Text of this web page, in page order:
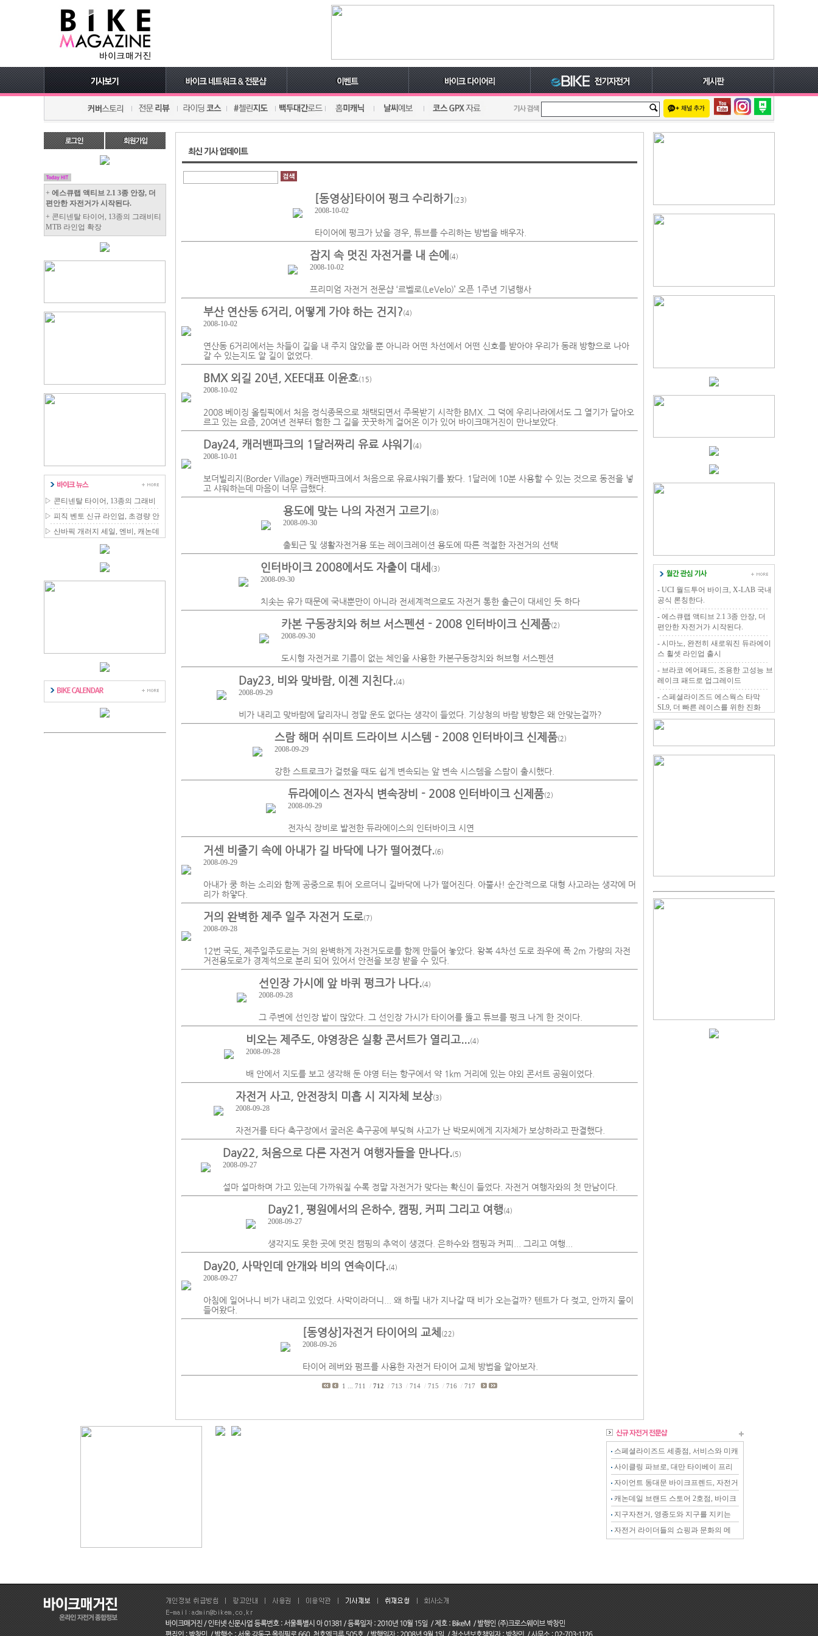
+ 에스큐랩 액티브 2.1 3종 안장, 더
편안한 자전거가 시작된다.
+ 콘티넨탈 타이어, 13종의 그래비티
MTB 라인업 확장
▷ 콘티넨탈 타이어, 13종의 그래비
티 MTB 라인업 확장
▷ 피직 벤토 신규 라인업, 초경량 안
장 국내 출시
▷ 산바픽 개러지 세일, 엔비, 캐논데
[동영상]타이어 펑크 수리하기 (23)
2008-10-02
타이어에 펑크가 났을 경우, 튜브를 수리하는 방법을 배우자.
잡지 속 멋진 자전거를 내 손에 (4)
2008-10-02
프리미엄 자전거 전문샵 ‘르벨로(LeVelo)’ 오픈 1주년 기념행사
부산 연산동 6거리, 어떻게 가야 하는 건지?(4)
2008-10-02
연산동 6거리에서는 차들이 길을 내 주지 않았을 뿐 아니라 어떤 차선에서 어떤 신호를 받아야 우리가 동래 방향으로 나아
갈 수 있는지도 알 길이 없었다.
BMX 외길 20년, XEE대표 이윤호(15)
2008-10-02
2008 베이징 올림픽에서 처음 정식종목으로 채택되면서 주목받기 시작한 BMX. 그 덕에 우리나라에서도 그 열기가 달아오
르고 있는 요즘, 20여년 전부터 험한 그 길을 꿋꿋하게 걸어온 이가 있어 바이크매거진이 만나보았다.
Day24, 캐러밴파크의 1달러짜리 유료 샤워기 (4)
2008-10-01
보더빌리지(Border Village) 캐러밴파크에서 처음으로 유료샤워기를 봤다. 1달러에 10분 사용할 수 있는 것으로 동전을 넣
고 샤워하는데 마음이 너무 급했다.
용도에 맞는 나의 자전거 고르기 (8)
2008-09-30
출퇴근 및 생활자전거용 또는 레이크레이션 용도에 따른 적절한 자전거의 선택
인터바이크 2008에서도 자출이 대세 (3)
2008-09-30
치솟는 유가 때문에 국내뿐만이 아니라 전세계적으로도 자전거 통한 출근이 대세인 듯 하다
카본 구동장치와 허브 서스펜션 - 2008 인터바이크 신제품(2)
2008-09-30
도시형 자전거로 기름이 없는 체인을 사용한 카본구동장치와 허브형 서스펜션
Day23, 비와 맞바람, 이젠 지친다.(4)
2008-09-29
비가 내리고 맞바람에 달리자니 정말 운도 없다는 생각이 들었다. 기상청의 바람 방향은 왜 안맞는걸까?
스람 해머 쉬미트 드라이브 시스템 - 2008 인터바이크 신제품(2)
2008-09-29
강한 스트로크가 걸렸을 때도 쉽게 변속되는 앞 변속 시스템을 스람이 출시했다.
듀라에이스 전자식 변속장비 - 2008 인터바이크 신제품(2)
2008-09-29
전자식 장비로 발전한 듀라에이스의 인터바이크 시연
거센 비줄기 속에 아내가 길 바닥에 나가 떨어졌다.(6)
2008-09-29
아내가 쿵 하는 소리와 함께 공중으로 튀어 오르더니 길바닥에 나가 떨어진다. 아뿔사! 순간적으로 대형 사고라는 생각에 머
리가 하얗다.
거의 완벽한 제주 일주 자전거 도로(7)
2008-09-28
12번 국도, 제주일주도로는 거의 완벽하게 자전거도로를 함께 만들어 놓았다. 왕복 4차선 도로 좌우에 폭 2m 가량의 자전
거전용도로가 경계석으로 분리 되어 있어서 안전을 보장 받을 수 있다.
선인장 가시에 앞 바퀴 펑크가 나다.(4)
2008-09-28
그 주변에 선인장 밭이 많았다. 그 선인장 가시가 타이어를 뚫고 튜브를 펑크 나게 한 것이다.
비오는 제주도, 야영장은 실황 콘서트가 열리고...(4)
2008-09-28
배 안에서 지도를 보고 생각해 둔 야영 터는 항구에서 약 1km 거리에 있는 야외 콘서트 공원이었다.
자전거 사고, 안전장치 미흡 시 지자체 보상(3)
2008-09-28
자전거를 타다 축구장에서 굴러온 축구공에 부딪혀 사고가 난 박모씨에게 지자체가 보상하라고 판결했다.
Day22, 처음으로 다른 자전거 여행자들을 만나다.(5)
2008-09-27
설마 설마하며 가고 있는데 가까워질 수록 정말 자전거가 맞다는 확신이 들었다. 자전거 여행자와의 첫 만남이다.
Day21, 평원에서의 은하수, 캠핑, 커피 그리고 여행(4)
2008-09-27
생각지도 못한 곳에 멋진 캠핑의 추억이 생겼다. 은하수와 캠핑과 커피... 그리고 여행...
Day20, 사막인데 안개와 비의 연속이다.(4)
2008-09-27
아침에 일어나니 비가 내리고 있었다. 사막이라더니... 왜 하필 내가 지나갈 때 비가 오는걸까? 텐트가 다 젖고, 안까지 물이
들어왔다.
[동영상]자전거 타이어의 교체 (22)
2008-09-26
타이어 레버와 펌프를 사용한 자전거 타이어 교체 방법을 알아보자.
1 711 / 712 /713 /714 /715 /716 /717
- UCI 월드투어 바이크, X-LAB 국내
공식 론칭한다.
- 에스큐랩 액티브 2.1 3종 안장, 더
편안한 자전거가 시작된다.
- 시마노, 완전히 새로워진 듀라에이
스 휠셋 라인업 출시
- 브라코 에어패드, 조용한 고성능 브
레이크 패드로 업그레이드
- 스페셜라이즈드 에스웍스 타막
SL9, 더 빠른 레이스를 위한 진화
스페셜라이즈드 세종점, 서비스와 미캐
닉이 강화된 전문샵
사이클링 파브로, 대만 타이베이 프리
미엄 스토어
자이언트 동대문 바이크프렌드, 자전거
를 아는 전문 스토어
캐논데일 브랜드 스토어 2호점, 바이크
온 천안점
지구자전거, 영종도와 지구를 지키는
자전거 전문샵
자전거 라이더들의 쇼핑과 문화의 메
카, 천호자전거거리